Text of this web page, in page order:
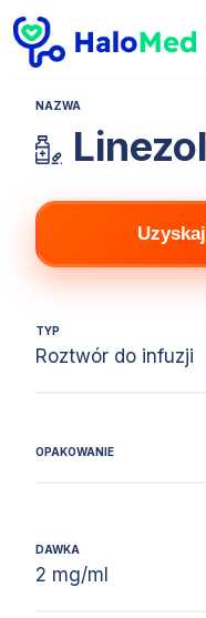
NAZWA
TYP
Roztwór do infuzji
OPAKOWANIE
DAWKA
2 mg/ml